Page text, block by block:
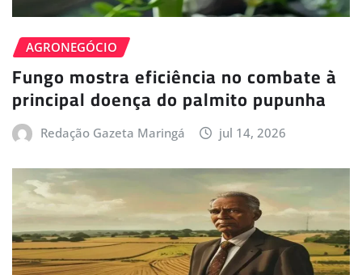
AGRONEGÓCIO
Fungo mostra eficiência no combate à
principal doença do palmito pupunha
Redação Gazeta Maringá jul 14, 2026